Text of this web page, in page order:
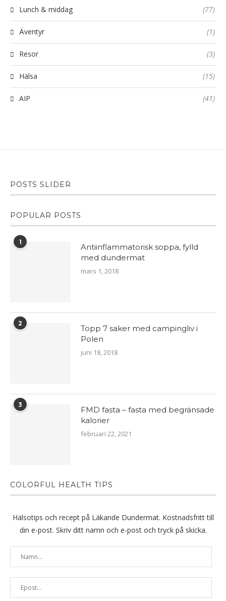
Lunch & middag (77)
Äventyr (1)
Resor (3)
Hälsa (15)
AIP (41)
POSTS SLIDER
POPULAR POSTS
1
Antiinflammatorisk soppa, fylld
med dundermat
mars 1, 2018
2
Topp 7 saker med campingliv i
Polen
juni 18, 2018
3
FMD fasta – fasta med begränsade
kalorier
februari 22, 2021
COLORFUL HEALTH TIPS
Hälsotips och recept på Läkande Dundermat. Kostnadsfritt till
din e-post. Skriv ditt namn och e-post och tryck på skicka.